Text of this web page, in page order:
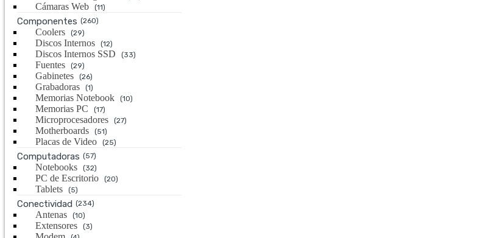
Cámaras Web (11)
Componentes (260)
Coolers (29)
Discos Internos (12)
Discos Internos SSD (33)
Fuentes (29)
Gabinetes (26)
Grabadoras (1)
Memorias Notebook (10)
Memorias PC (17)
Microprocesadores (27)
Motherboards (51)
Placas de Video (25)
Computadoras (57)
Notebooks (32)
PC de Escritorio (20)
Tablets (5)
Conectividad (234)
Antenas (10)
Extensores (3)